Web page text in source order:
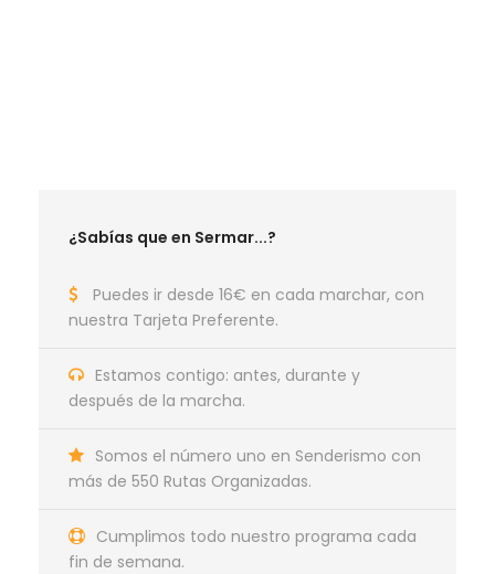
¿Sabías que en Sermar...?
Puedes ir desde 16€ en cada marchar, con
nuestra Tarjeta Preferente.
Estamos contigo: antes, durante y
después de la marcha.
Somos el número uno en Senderismo con
más de 550 Rutas Organizadas.
Cumplimos todo nuestro programa cada
fin de semana.